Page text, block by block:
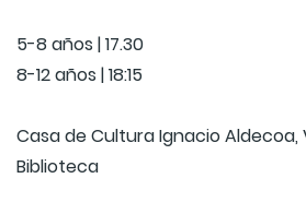
5-8 años | 17.30
8-12 años | 18:15
Casa de Cultura Ignacio
Biblioteca